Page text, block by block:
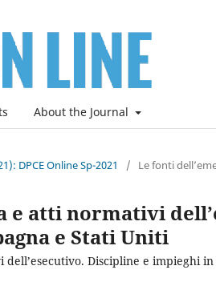
About the Journal
DPCE Online Sp-2021 / Le fonti
e atti normativi
e Stati Uniti
Discipline e impieghi